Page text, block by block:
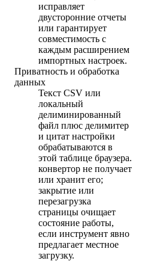
исправляет
двусторонние отчеты
или гарантирует
совместимость с
каждым расширением
импортных настроек.
Приватность и обработка
данных
Текст CSV или
локальный
делиминированный
файл плюс делимитер
и цитат настройки
обрабатываются в
этой таблице браузера.
конвертор не получает
или хранит его;
закрытие или
перезагрузка
страницы очищает
состояние работы,
если инструмент явно
предлагает местное
загрузку.